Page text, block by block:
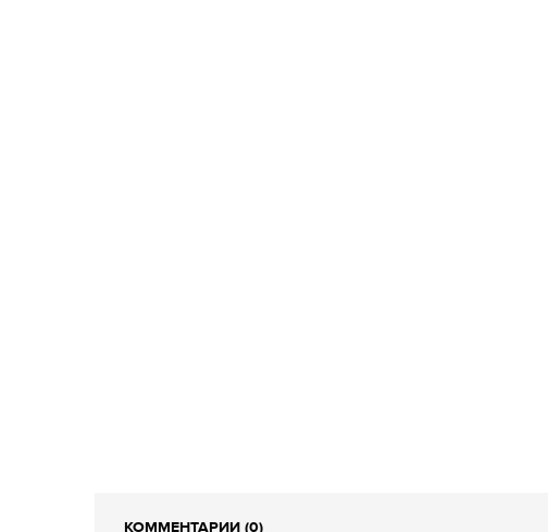
КОММЕНТАРИИ (0)